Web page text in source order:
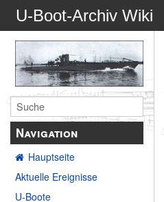
U-Boot-Archiv Wiki
Navigation
Hauptseite
Aktuelle Ereignisse
U-Boote